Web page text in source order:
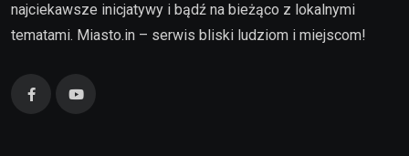
najciekawsze inicjatywy i bądź na bieżąco z lokalnymi
tematami. Miasto.in – serwis bliski ludziom i miejscom!